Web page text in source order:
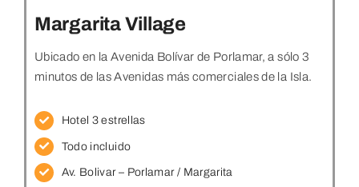
Margarita Village
Ubicado en la Avenida Bolívar de Porlamar, a sólo 3
minutos de las Avenidas más comerciales de la Isla.
Hotel 3 estrellas
Todo incluido
Av. Bolivar – Porlamar / Margarita